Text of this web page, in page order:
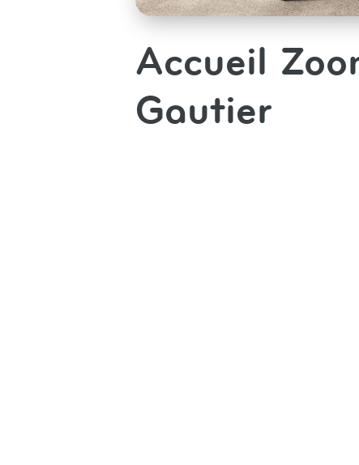
Accueil
Gautier